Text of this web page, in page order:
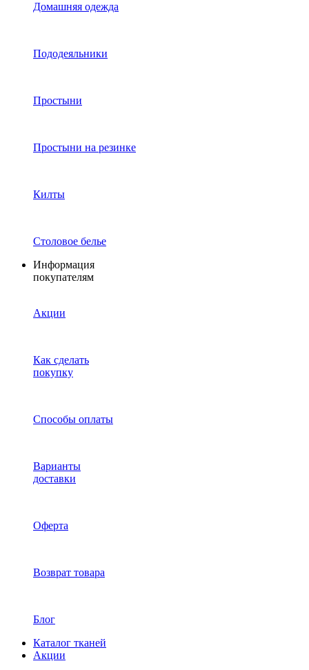
Домашняя одежда
Пододеяльники
Простыни
Простыни на резинке
Килты
Столовое белье
Информация
покупателям
Акции
Как сделать
покупку
Способы оплаты
Варианты
доставки
Оферта
Возврат товара
Блог
Каталог тканей
Акции